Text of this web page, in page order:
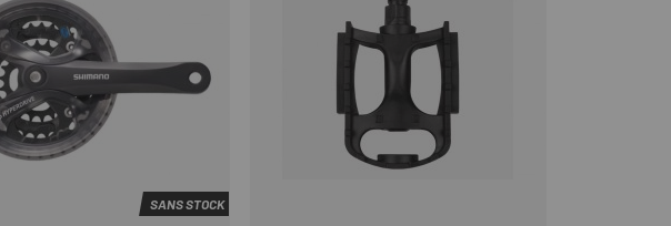
SANS STOCK